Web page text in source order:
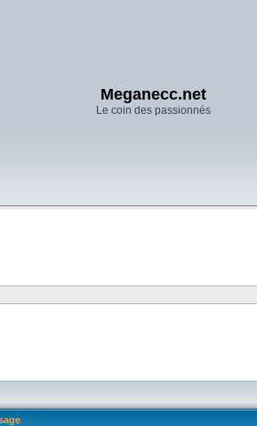
Meganecc.net
Le coin des passionnés